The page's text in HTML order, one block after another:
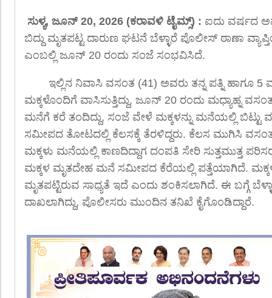
ಸುಳ್ಯ, ಜೂನ್ 20, 2026 (ಕರಾವಳಿ ಟೈಮ್ಸ್) : ಐದು ವರ್ಷದ
ಬಿದ್ದು ಮೃತಪಟ್ಟ ದಾರುಣ ಘಟನೆ ಬೆಳ್ಳಾರೆ ಪೊಲೀಸ್ ಠಾಣಾ
ಎಂಬಲ್ಲಿ ಜೂನ್ 20 ರಂದು ಸಂಜೆ ಸಂಭವಿಸಿದೆ.
ಇಲ್ಲಿನ ನಿವಾಸಿ ವಸಂತ (41) ಅವರು ತನ್ನ ಪತ್ನಿ ಹಾಗೂ
ಮಕ್ಕಳೊಂದಿಗೆ ವಾಸಿಸುತ್ತಿದ್ದು, ಜೂನ್ 20 ರಂದು ಮಧ್ಯಾಹ್ನ
ಮನೆಗೆ ಕರೆ ತಂದಿದ್ದು, ಸಂಜೆ ವೇಳೆ ಮಕ್ಕಳನ್ನು ಮನೆಯಲ್ಲಿ
ಸಮೀಪದ ತೋಟದಲ್ಲಿ ಕೆಲಸಕ್ಕೆ ತೆರಳಿದ್ದರು. ಕೆಲಸ ಮುಗಿಸಿ
ಮಕ್ಕಳು ಮನೆಯಲ್ಲಿ ಕಾಣದಿದ್ದಾಗ ದಂಪತಿ ಸೇರಿ ಸುತ್ತಮುತ್ತ
ಮಕ್ಕಳ ಮೃತದೇಹ ಮನೆ ಸಮೀಪದ ಕೆರೆಯಲ್ಲಿ ಪತ್ತೆಯಾಗಿದೆ. ಮಕ್ಕಳು
ಮೃತಪಟ್ಟಿರುವ ಸಾಧ್ಯತೆ ಇದೆ ಎಂದು ಶಂಕಿಸಲಾಗಿದೆ. ಈ ಬಗ್ಗೆ
ದಾಖಲಾಗಿದ್ದು, ಪೊಲೀಸರು ಮುಂದಿನ ತನಿಖೆ ಕೈಗೊಂಡಿದ್ದಾರೆ.